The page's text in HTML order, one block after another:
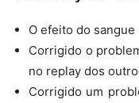
O efeito do
Corrigido o
no replay dos
Corrigido um